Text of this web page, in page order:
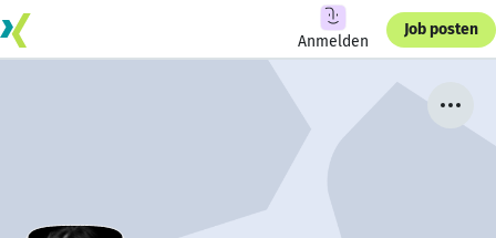
Anmelden
Job posten